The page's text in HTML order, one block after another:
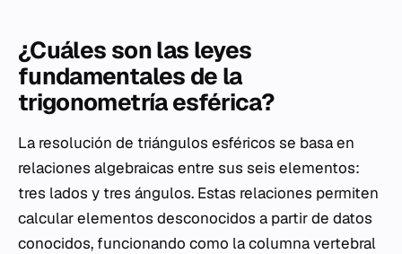
¿Cuáles son las leyes
fundamentales de la
trigonometría esférica?
La resolución de triángulos esféricos se basa en
relaciones algebraicas entre sus seis elementos:
tres lados y tres ángulos. Estas relaciones permiten
calcular elementos desconocidos a partir de datos
conocidos, funcionando como la columna vertebral